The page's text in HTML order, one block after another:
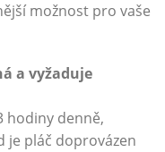
možnost pro vaše
a vyžaduje
hodiny denně,
je pláč doprovázen